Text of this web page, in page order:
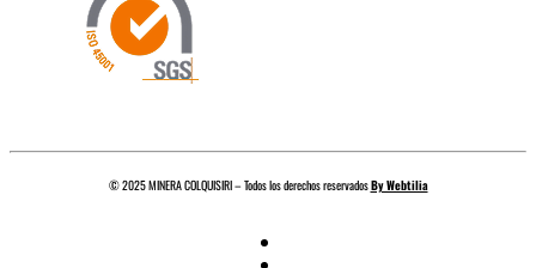
© 2025 MINERA COLQUISIRI – Todos los derechos reservadosBy Webtilia